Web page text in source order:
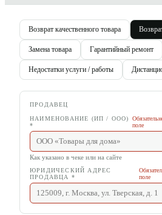
Возврат качественного товара
Замена товара Гарантийный ремонт
Недостатки услуги / работы
ПРОДАВЕЦ
НАИМЕНОВАНИЕ (ИП / ООО)
*
поле
Как указано в чеке или на сайте
ЮРИДИЧЕСКИЙ АДРЕС
ПРОДАВЦА
*
поле